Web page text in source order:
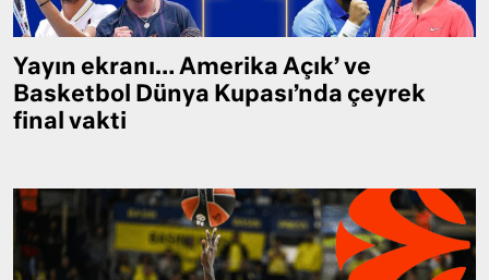
Yayın ekranı… Amerika Açık’ ve
Basketbol Dünya Kupası’nda çeyrek
final vakti